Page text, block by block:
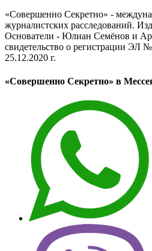
«Совершенно Секретно» -
журналистских расследований.
Основатели - Юлиан Семёнов и
свидетельство о регистрации ЭЛ
25.12.2020 г.
«Совершенно Секретно» в